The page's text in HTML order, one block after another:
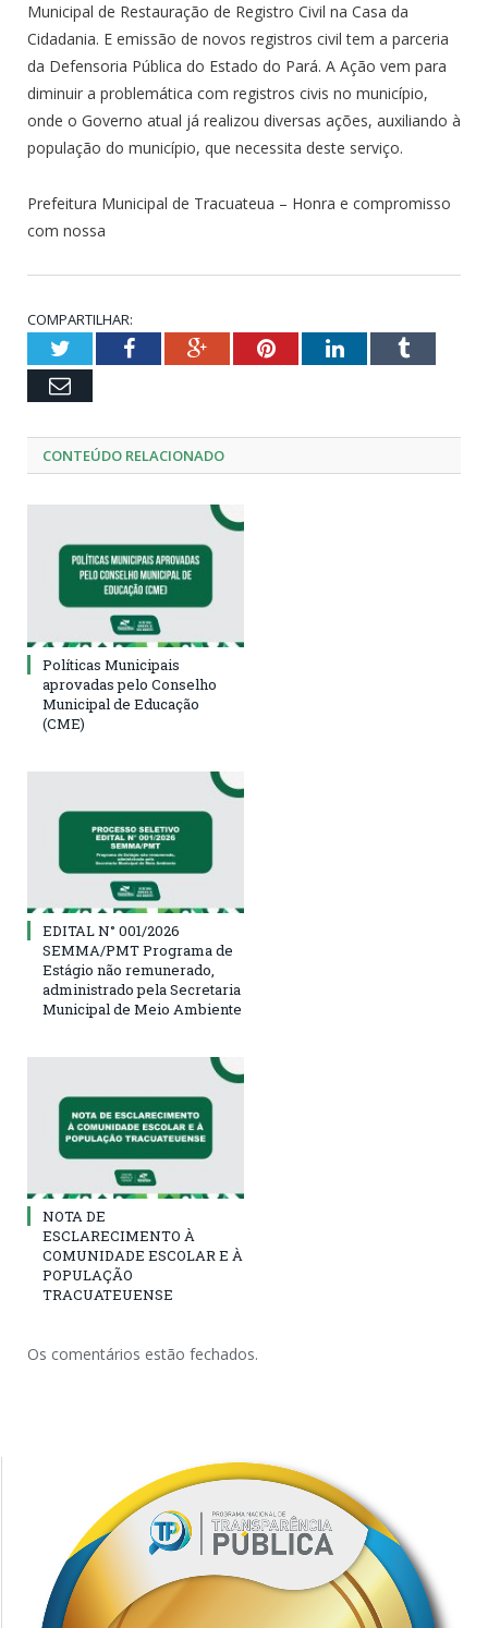
Municipal de Restauração de Registro Civil na Casa da
Cidadania. E emissão de novos registros civil tem a parceria
da Defensoria Pública do Estado do Pará. A Ação vem para
diminuir a problemática com registros civis no município,
onde o Governo atual já realizou diversas ações, auxiliando à
população do município, que necessita deste serviço.
Prefeitura Municipal de Tracuateua – Honra e compromisso
com nossa
COMPARTILHAR:
TwitterFacebookGoogle+PinterestLinkedInTumblr
Email
CONTEÚDO RELACIONADO
Políticas Municipais
aprovadas pelo Conselho
Municipal de Educação
(CME)
EDITAL N° 001/2026
SEMMA/PMT Programa de
Estágio não remunerado,
administrado pela Secretaria
Municipal de Meio Ambiente
NOTA DE
ESCLARECIMENTO À
COMUNIDADE ESCOLAR E À
POPULAÇÃO
TRACUATEUENSE
Os comentários estão fechados.